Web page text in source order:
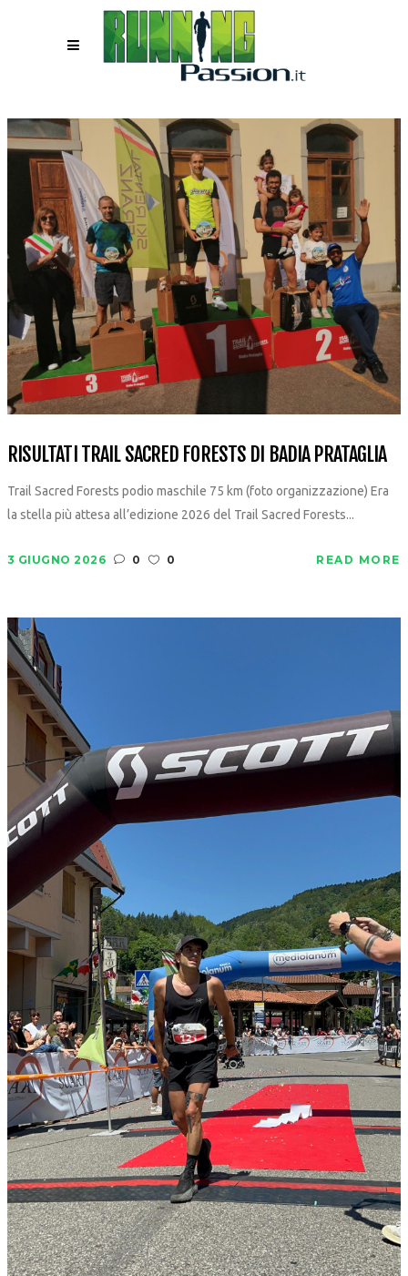
RISULTATI TRAIL SACRED FORESTS DI BADIA PRATAGLIA
Trail Sacred Forests podio maschile 75 km (foto organizzazione) Era
la stella più attesa all’edizione 2026 del Trail Sacred Forests...
3 GIUGNO 2026 0 0 READ MORE